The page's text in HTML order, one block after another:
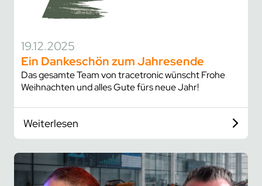
19.12.2025
Ein Dankeschön zum Jahresende
Das gesamte Team von tracetronic wünscht Frohe
Weihnachten und alles Gute fürs neue Jahr!
Weiterlesen